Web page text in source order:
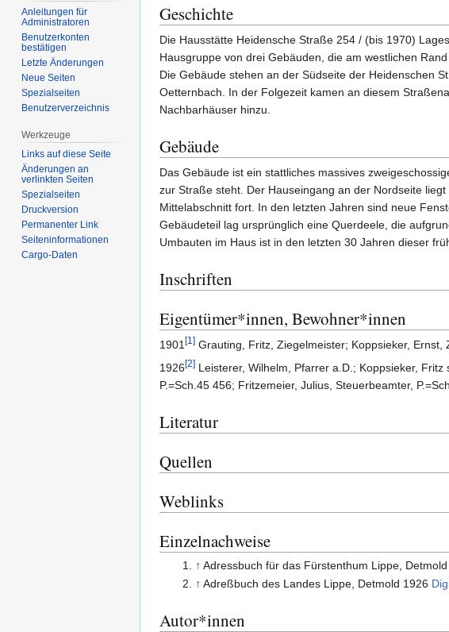
Geschichte
Die Hausstätte Heidensche Straße 254 / (bis 1970)
Hausgruppe von drei Gebäuden, die am westlichen
Die Gebäude stehen an der Südseite der Heidenschen
Oetternbach. In der Folgezeit kamen an diesem
Nachbarhäuser hinzu.
Gebäude
Das Gebäude ist ein stattliches massives
zur Straße steht. Der Hauseingang an der Nordseite
Mittelabschnitt fort. In den letzten Jahren sind neue
Gebäudeteil lag ursprünglich eine Querdeele, die
Umbauten im Haus ist in den letzten 30 Jahren dieser
Inschriften
Eigentümer*innen, Bewohner*innen
1901 [1 ] Grauting, Fritz, Ziegelmeister; Koppsieker, Ernst,
1926[2] Leisterer, Wilhelm, Pfarrer a.D.; Koppsieker,
P.=Sch.45 456; Fritzemeier, Julius, Steuerbeamter,
Literatur
Quellen
Weblinks
Einzelnachweise
↑ Adressbuch für das Fürstenthum Lippe, Detmold
↑ Adreßbuch des Landes Lippe, Detmold 1926
Autor*innen
Anleitungen für
Administratoren
Benutzerkonten
bestätigen
Letzte Änderungen
Neue Seiten
Spezialseiten
Benutzerverzeichnis
Werkzeuge
Links auf diese Seite
Änderungen an
verlinkten Seiten
Spezialseiten
Druckversion
Permanenter Link
Seiten­­informationen
Cargo-Daten